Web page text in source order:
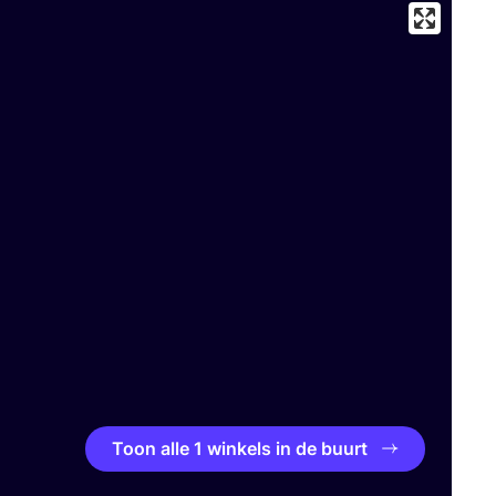
Toon alle 1 winkels in de buurt